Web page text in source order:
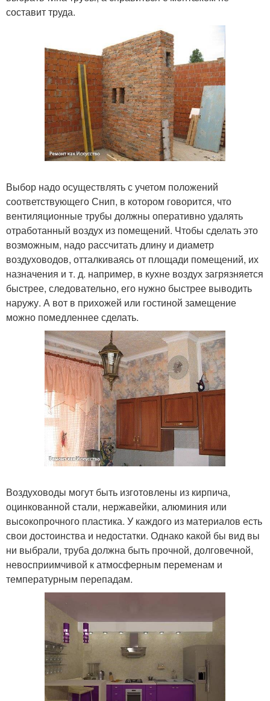
составит труда.
Выбор надо осуществлять с учетом положений
соответствующего Снип, в котором говорится, что
вентиляционные трубы должны оперативно удалять
отработанный воздух из помещений. Чтобы сделать это
возможным, надо рассчитать длину и диаметр
воздуховодов, отталкиваясь от площади помещений, их
назначения и т. д. например, в кухне воздух загрязняется
быстрее, следовательно, его нужно быстрее выводить
наружу. А вот в прихожей или гостиной замещение
можно помедленнее сделать.
Воздуховоды могут быть изготовлены из кирпича,
оцинкованной стали, нержавейки, алюминия или
высокопрочного пластика. У каждого из материалов есть
свои достоинства и недостатки. Однако какой бы вид вы
ни выбрали, труба должна быть прочной, долговечной,
невосприимчивой к атмосферным переменам и
температурным перепадам.